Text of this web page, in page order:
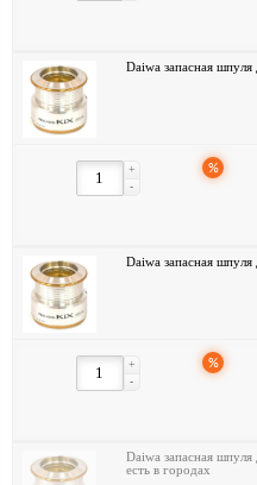
Daiwa запасная
-
+ %
Daiwa запасная
-
+ %
Daiwa запасная
есть в городах